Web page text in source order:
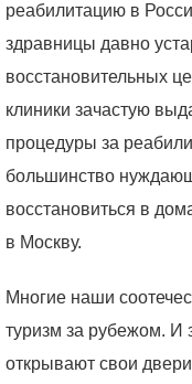
реабилитацию в
здравницы давно
восстановительных
клиники зачастую
процедуры за
большинство
восстановиться в
в Москву.
Многие наши
туризм за рубежом. И
открывают свои